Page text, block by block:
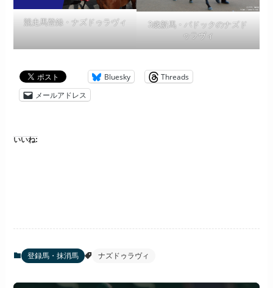
競走馬登録・ナズドゥラヴィ
3歳新馬・パドックのナズド
ゥラヴィ
Bluesky
Threads
メールアドレス
いいね:
登録馬・抹消馬 ナズドゥラヴィ